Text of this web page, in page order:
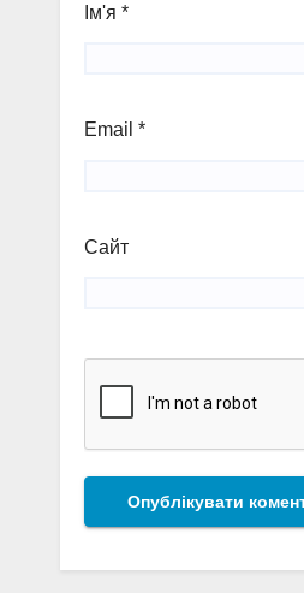
Ім'я *
Email *
Сайт